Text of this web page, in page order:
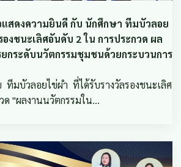
สดงความยินดี กับ นักศึกษา ทีมบัวลอย
งชนะเลิศอันดับ 2 ใน การประกวด ผล
กระดับนวัตกรรมชุมชนด้วยกระบวนการ
มบัวลอยไข่ผำ ที่ได้รับรางวัลรองชนะเลิศ
ด "ผลงานนวัตกรรมใน…